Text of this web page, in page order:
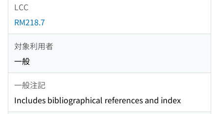
LCC
RM218.7
対象利用者
一般
一般注記
Includes bibliographical references and index